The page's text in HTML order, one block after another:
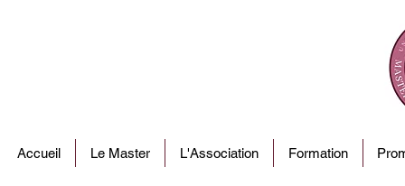
Accueil Le Master L'Association Formation